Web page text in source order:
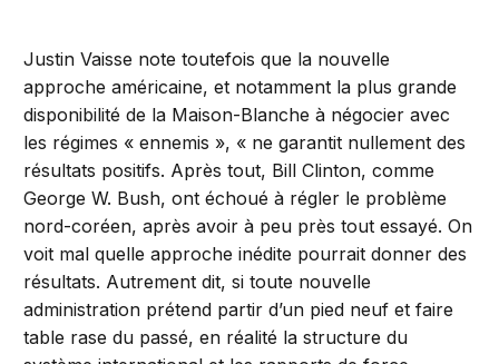
Justin Vaisse note toutefois que la nouvelle
approche américaine, et notamment la plus grande
disponibilité de la Maison-Blanche à négocier avec
les régimes « ennemis », « ne garantit nullement des
résultats positifs. Après tout, Bill Clinton, comme
George W. Bush, ont échoué à régler le problème
nord-coréen, après avoir à peu près tout essayé. On
voit mal quelle approche inédite pourrait donner des
résultats. Autrement dit, si toute nouvelle
administration prétend partir d’un pied neuf et faire
table rase du passé, en réalité la structure du